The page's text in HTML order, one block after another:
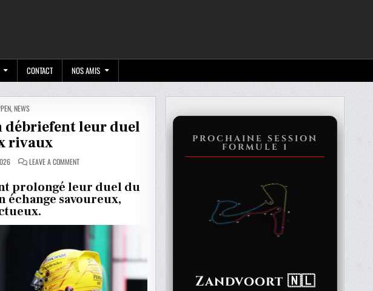
CONTACT NOS AMIS
,NEWS
débriefent leur duel
rivaux
LEAVE A COMMENTON
ET
VERSTAPPEN
DÉBRIEFENT
LEUR
DEUX
VIEUX
RIVAUX
prolongé leur duel du
échange savoureux,
PROCHAINE SESSION
FORMULE 1
Zandvoort 🇳🇱